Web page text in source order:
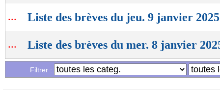
... Liste des brèves du jeu. 9 janvier 2025
... Liste des brèves du mer. 8 janvier
Filtrer :